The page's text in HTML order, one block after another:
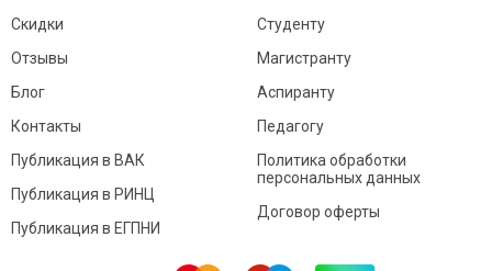
Скидки
Отзывы
Блог
Контакты
Студенту
Магистранту
Аспиранту
Педагогу
Публикация в ВАК
Публикация в РИНЦ
Публикация в ЕГПНИ
Политика обработки
персональных данных
Договор оферты